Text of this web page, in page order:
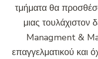
τμήματα θα
μιας τουλάχιστον
Managment &
επαγγελματικού και